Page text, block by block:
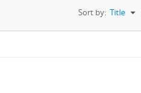
Sort by: Title